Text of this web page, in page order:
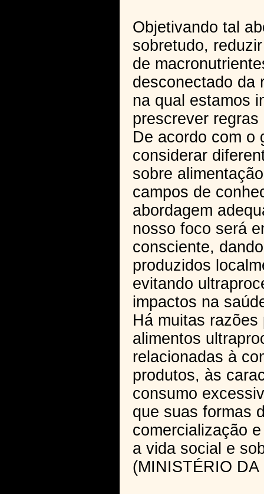
Objetivando tal
sobretudo,
de
desconectado da
na qual estamos
prescrever
De acordo com o
considerar
sobre
campos de
abordagem
nosso foco será
consciente,
produzidos
evitando
impactos na
Há muitas
alimentos
relacionadas à
produtos, às
consumo
que suas formas
comercialização
a vida social e
(MINISTÉRIO